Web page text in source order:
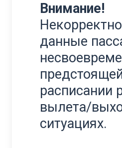
Внимание!
данные
расписании
вылета/
ситуациях.